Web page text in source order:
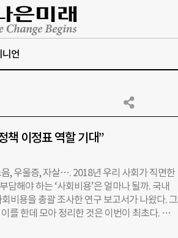
언
책 이정표 역할 기대”
, 우울증, 자살…. 2018년 우리 사회가 직면한
해야 하는 ‘사회비용’은 얼마나 될까. 국내
비용을 총괄 조사한 연구 보고서가 나왔다. 그
를 한데 모아 정리한 것은 이번이 최초다. 연